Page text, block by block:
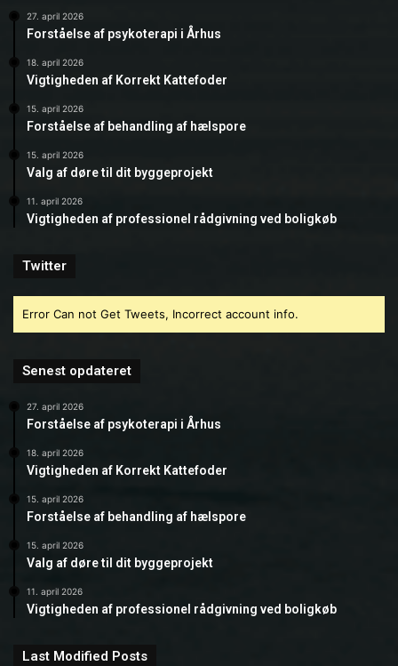
27. april 2026
Forståelse af psykoterapi i Århus
18. april 2026
Vigtigheden af Korrekt Kattefoder
15. april 2026
Forståelse af behandling af hælspore
15. april 2026
Valg af døre til dit byggeprojekt
11. april 2026
Vigtigheden af professionel rådgivning ved boligkøb
Twitter
Error Can not Get Tweets, Incorrect account info.
Senest opdateret
27. april 2026
Forståelse af psykoterapi i Århus
18. april 2026
Vigtigheden af Korrekt Kattefoder
15. april 2026
Forståelse af behandling af hælspore
15. april 2026
Valg af døre til dit byggeprojekt
11. april 2026
Vigtigheden af professionel rådgivning ved boligkøb
Last Modified Posts